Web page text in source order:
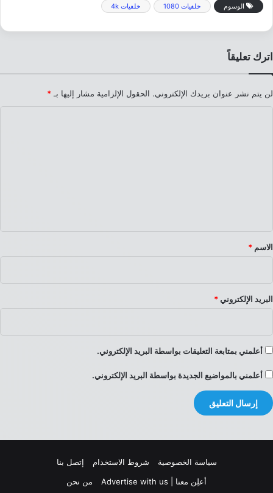
الوسوم خلفيات 1080 خلفيات 4k
اترك تعليقاً
لن يتم نشر عنوان بريدك الإلكتروني. الحقول الإلزامية مشار إليها بـ *
*
الاسم *
البريد الإلكتروني *
أعلمني بمتابعة التعليقات بواسطة البريد الإلكتروني.
أعلمني بالمواضيع الجديدة بواسطة البريد الإلكتروني.
سياسة الخصوصية شروط الاستخدام
إتصل بنا
أعلِن معنا | Advertise with us
من نحن